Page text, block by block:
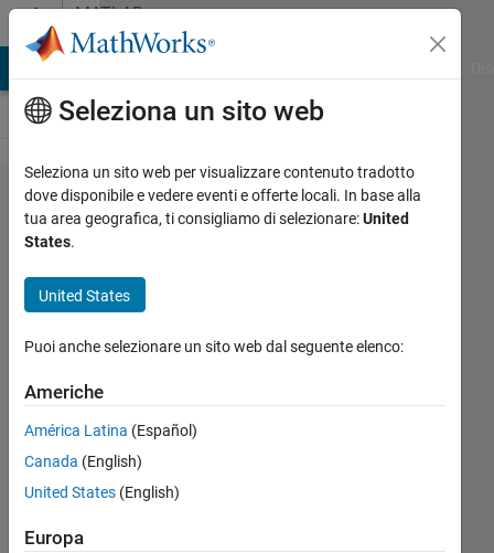
Vai al contenutoMATLAB
Answers
Converting
livestream
to gray
Jose
2022
1
Risposta
Risposta
Seleziona un sito web
Seleziona un sito web per visualizzare contenuto tradotto
dove disponibile e vedere eventi e offerte locali. In base alla
tua area geografica, ti consigliamo di selezionare:United
States.
United States
Puoi anche selezionare un sito web dal seguente elenco:
Americhe
América Latina (Español)
Canada (English)
United States (English)
Europa